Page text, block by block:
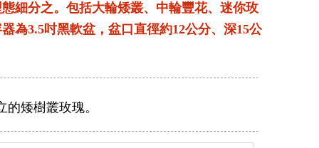
細分之。包括大輪矮叢、中輪豐花、迷你玫
為3.5吋黑軟盆，盆口直徑約12公分、深15公
矮樹叢玫瑰。